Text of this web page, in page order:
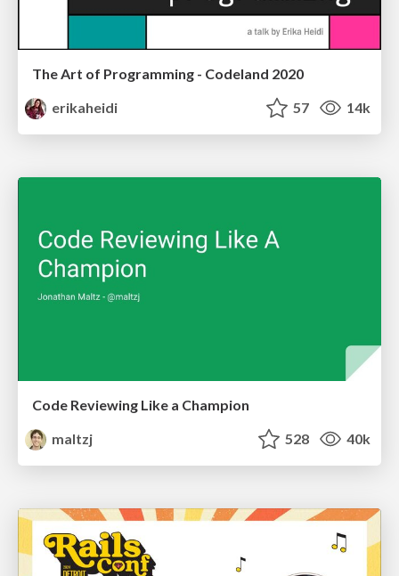
The Art of Programming - Codeland 2020
erikaheidi
57 14k
Code Reviewing Like a Champion
maltzj
528 40k